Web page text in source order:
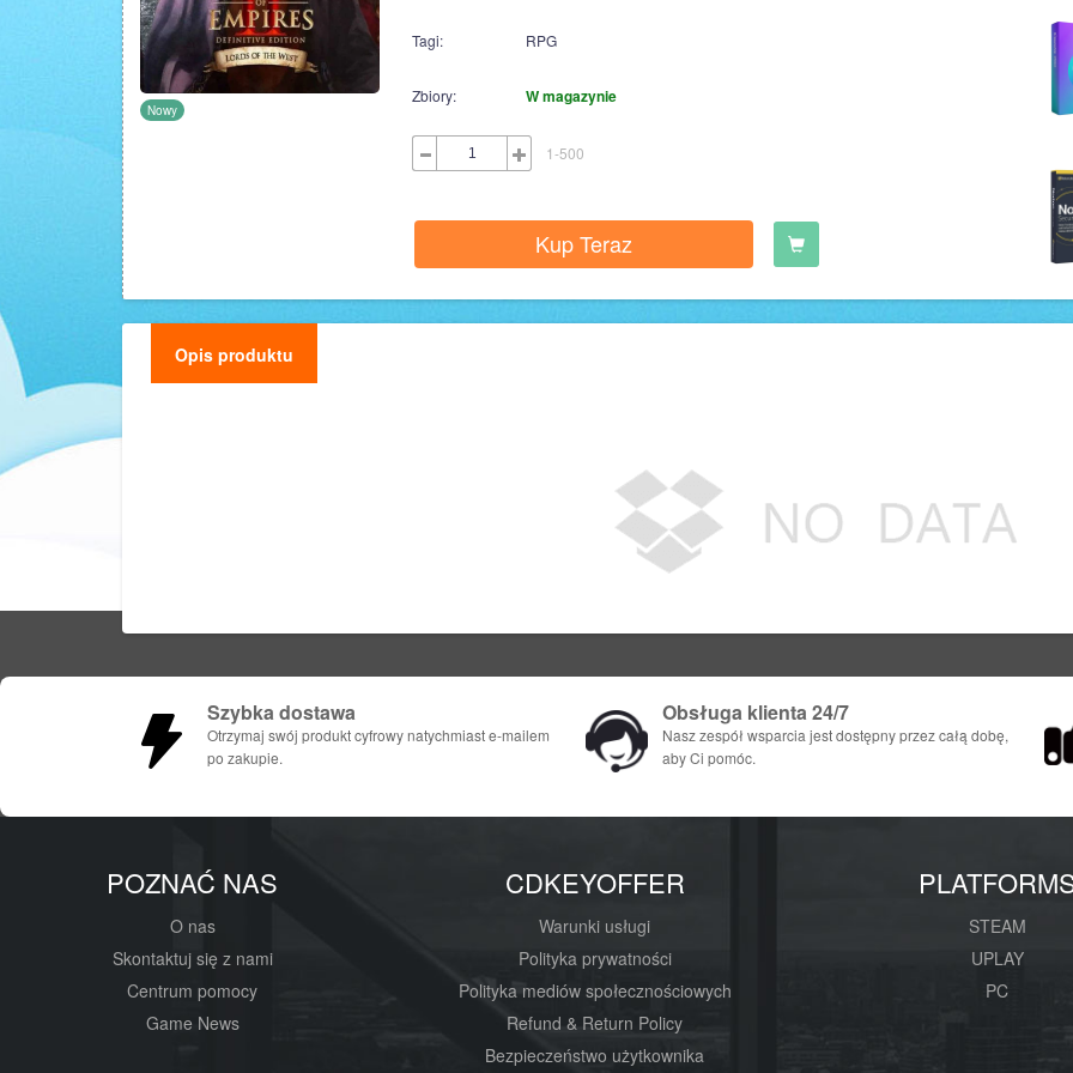
Nowy
Tagi: RPG
Zbiory: W magazynie
1-500
Kup Teraz
Opis produktu
Szybka dostawa
Otrzymaj swój produkt cyfrowy natychmiast e-mailem
po zakupie.
Obsługa klienta 24/7
Nasz zespół wsparcia jest dostępny przez całą dobę,
aby Ci pomóc.
POZNAĆ NAS
O nas
Skontaktuj się z nami
Centrum pomocy
Game News
CDKEYOFFER
Warunki usługi
Polityka prywatności
Polityka mediów społecznościowych
Refund & Return Policy
Bezpieczeństwo użytkownika
STEAM
UPLAY
PC